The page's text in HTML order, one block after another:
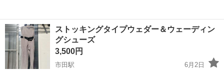
ストッキングタイプウェダー＆ウェーディン
グシューズ
3,500円
市田駅
6月2日